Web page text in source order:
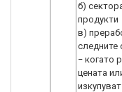
б)
продукти
в)
следните
− когато
цената